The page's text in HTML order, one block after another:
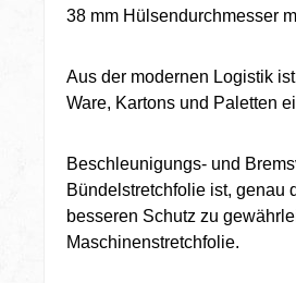
38 mm Hülsendurchmesser
Aus der modernen Logistik
Ware, Kartons und Paletten
Beschleunigungs- und
Bündelstretchfolie ist, genau
besseren Schutz zu
Maschinenstretchfolie.